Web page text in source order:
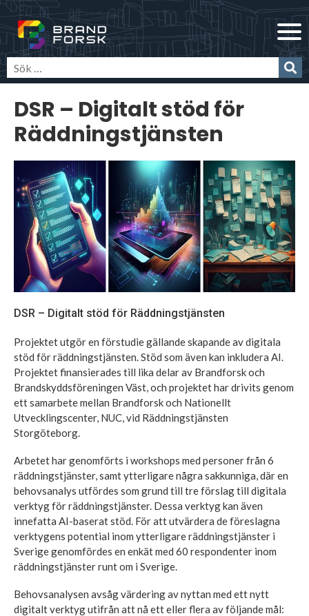
Skip
content
Brandforsk
DSR – Digitalt stöd för
Räddningstjänsten
DSR – Digitalt stöd för Räddningstjänsten
Projektet utgör en förstudie gällande skapande av digitala
stöd för räddningstjänsten. Stöd som även kan inkludera AI.
Projektet finansierades till lika delar av Brandforsk och
Brandskyddsföreningen Väst, och projektet har drivits genom
ett samarbete mellan Brandforsk och Nationellt
Utvecklingscenter, NUC, vid Räddningstjänsten
Storgöteborg.
Arbetet har genomförts i workshops med personer från 6
räddningstjänster, samt ytterligare några sakkunniga, där en
behovsanalys utfördes som grund till tre förslag till digitala
verktyg för räddningstjänster. Dessa verktyg kan även
innefatta AI-baserat stöd. För att utvärdera de föreslagna
verktygens potential inom ytterligare räddningstjänster i
Sverige genomfördes en enkät med 60 respondenter inom
räddningstjänster runt om i Sverige.
Behovsanalysen avsåg värdering av nyttan med ett nytt
digitalt verktyg utifrån att nå ett eller flera av följande mål: